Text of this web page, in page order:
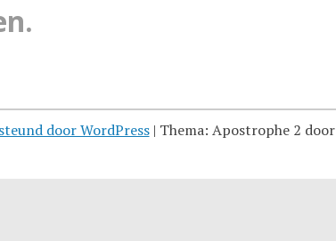
door WordPress | Thema: Apostrophe 2 door